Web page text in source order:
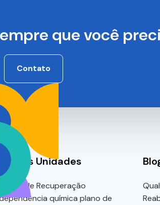
que você
Contato
Nossas Unidades
Clínica de Recuperação
química plano de